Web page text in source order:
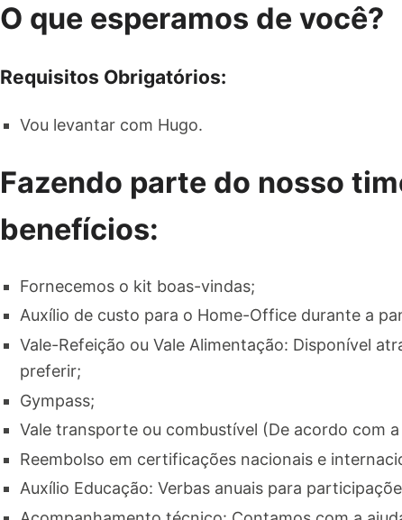
O que esperamos de você?
Requisitos Obrigatórios:
Vou levantar com Hugo.
Fazendo parte do nosso
benefícios:
Fornecemos o kit boas-vindas;
Auxílio de custo para o Home-Office durante a
Vale-Refeição ou Vale Alimentação: Disponível
preferir;
Gympass;
Vale transporte ou combustível (De acordo com a
Reembolso em certificações nacionais e
Auxílio Educação: Verbas anuais para